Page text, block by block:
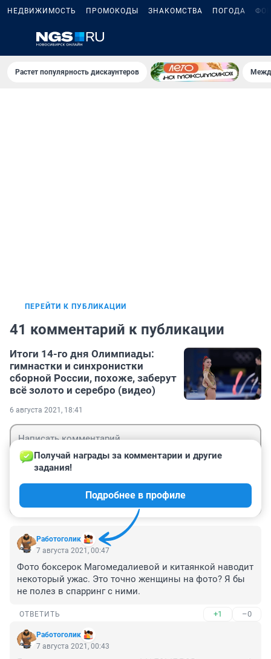
НЕДВИЖИМОСТЬ ПРОМОКОДЫ ЗНАКОМСТВА ПОГОДА
Растет популярность дискаунтеров
ПЕРЕЙТИ К ПУБЛИКАЦИИ
41 комментарий к публикации
Итоги 14-го дня Олимпиады:
гимнастки и синхронистки
сборной России, похоже, заберут
всё золото и серебро (видео)
6 августа 2021, 18:41
Работоголик
Получай награды за комментарии и другие
задания!
Подробнее в профиле
7 августа 2021, 00:47
Фото боксерок Магомедалиевой и китаянкой наводит
некоторый ужас. Это точно женщины на фото? Я бы
не полез в спарринг с ними.
ОТВЕТИТЬ +1 –0
Работоголик
7 августа 2021, 00:43